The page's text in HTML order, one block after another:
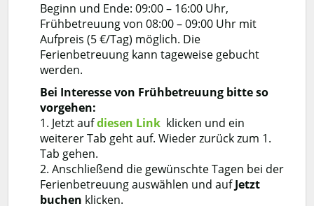
Beginn und Ende: 09:00 – 16:00 Uhr,
Frühbetreuung von 08:00 – 09:00 Uhr mit
Aufpreis (5 €/Tag) möglich. Die
Ferienbetreuung kann tageweise gebucht
werden.
Bei Interesse von Frühbetreuung bitte so
vorgehen:
1. Jetzt aufdiesen Link klicken und ein
weiterer Tab geht auf. Wieder zurück zum 1.
Tab gehen.
2. Anschließend die gewünschte Tagen bei der
Ferienbetreuung auswählen und aufJetzt
buchen klicken.